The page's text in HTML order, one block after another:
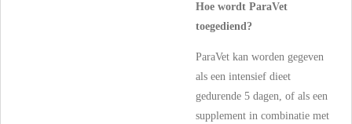
Hoe wordt ParaVet
toegediend?
ParaVet kan worden gegeven
als een intensief dieet
gedurende 5 dagen, of als een
supplement in combinatie met